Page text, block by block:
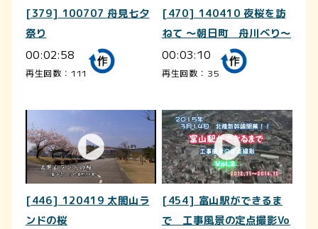
[379] 100707 舟見七夕
祭り
00:02:58
再生回数：111
[470] 140410 夜桜を訪
ねて ～朝日町 舟川べり～
00:03:10
再生回数：35
[446] 120419 太閤山ラ
ンドの桜
[454] 富山駅ができるま
で 工事風景の定点撮影Vo